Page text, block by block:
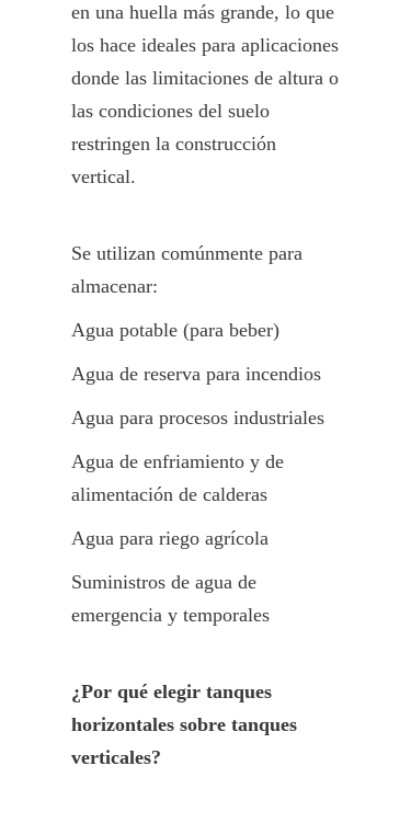
en una huella más grande, lo que
los hace ideales para aplicaciones
donde las limitaciones de altura o
las condiciones del suelo
restringen la construcción
vertical.
Se utilizan comúnmente para
almacenar:
Agua potable (para beber)
Agua de reserva para incendios
Agua para procesos industriales
Agua de enfriamiento y de
alimentación de calderas
Agua para riego agrícola
Suministros de agua de
emergencia y temporales
¿Por qué elegir tanques
horizontales sobre tanques
verticales?